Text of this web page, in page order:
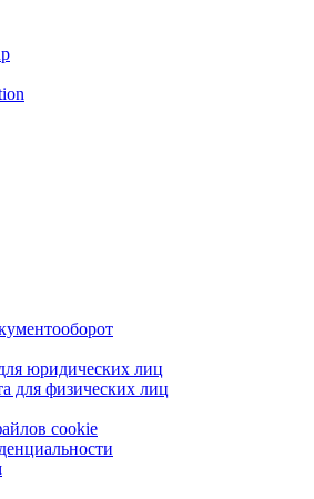
юридических лиц
для физических лиц
cookie